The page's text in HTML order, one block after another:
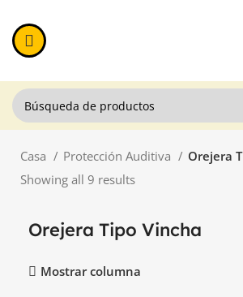
Casa Protección Auditiva
Orejera
Showing all 9 results
Orejera Tipo Vincha
Mostrar columna